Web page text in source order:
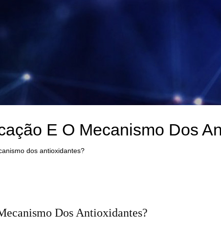
E O Mecanismo Dos
dos antioxidantes?
Dos Antioxidantes?